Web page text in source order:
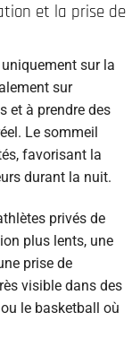
et la prise de
sur la
sur
et à prendre des
Le sommeil
favorisant la
durant la nuit.
privés de
plus lents, une
prise de
visible dans des
le basketball où